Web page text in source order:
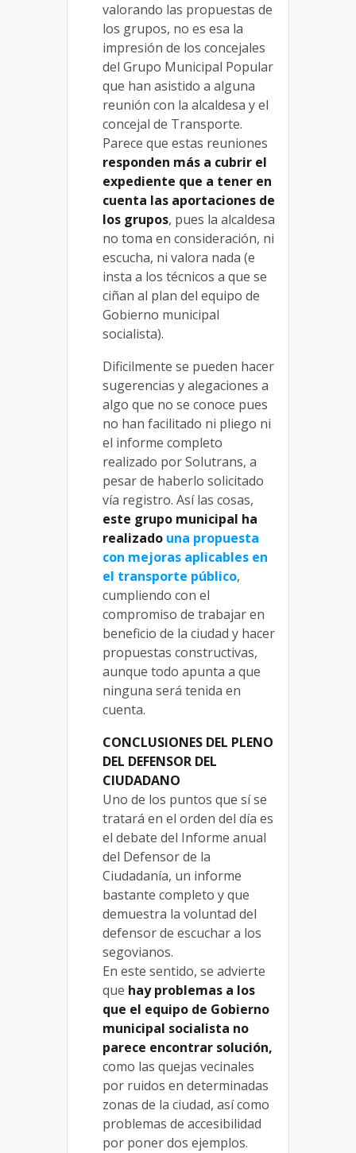
valorando las propuestas de
los grupos, no es esa la
impresión de los concejales
del Grupo Municipal Popular
que han asistido a alguna
reunión con la alcaldesa y el
concejal de Transporte.
Parece que estas reuniones
responden más a cubrir el
expediente que a tener en
cuenta las aportaciones de
los grupos, pues la alcaldesa
no toma en consideración, ni
escucha, ni valora nada (e
insta a los técnicos a que se
ciñan al plan del equipo de
Gobierno municipal
socialista).
Dificilmente se pueden hacer
sugerencias y alegaciones a
algo que no se conoce pues
no han facilitado ni pliego ni
el informe completo
realizado por Solutrans, a
pesar de haberlo solicitado
vía registro. Así las cosas,
este grupo municipal ha
realizado una propuesta
con mejoras aplicables en
el transporte público,
cumpliendo con el
compromiso de trabajar en
beneficio de la ciudad y hacer
propuestas constructivas,
aunque todo apunta a que
ninguna será tenida en
cuenta.
CONCLUSIONES DEL PLENO
DEL DEFENSOR DEL
CIUDADANO
Uno de los puntos que sí se
tratará en el orden del día es
el debate del Informe anual
del Defensor de la
Ciudadanía, un informe
bastante completo y que
demuestra la voluntad del
defensor de escuchar a los
segovianos.
En este sentido, se advierte
que hay problemas a los
que el equipo de Gobierno
municipal socialista no
parece encontrar solución,
como las quejas vecinales
por ruidos en determinadas
zonas de la ciudad, así como
problemas de accesibilidad
por poner dos ejemplos.